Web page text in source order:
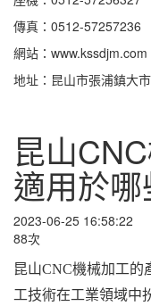
傳真：0512-57257236
網站：www.kssdjm.com
地址：昆山市張浦鎮大
昆山
適用於哪
2023-06-25 16:58:22
88次
昆山CNC機械加工的
工技術在工業領域中